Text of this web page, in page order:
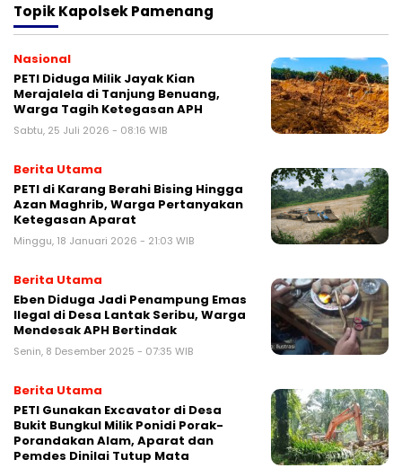
TopikKapolsek Pamenang
Nasional
PETI Diduga Milik Jayak Kian
Merajalela di Tanjung Benuang,
Warga Tagih Ketegasan APH
Sabtu, 25 Juli 2026 - 08:16 WIB
Berita Utama
PETI di Karang Berahi Bising Hingga
Azan Maghrib, Warga Pertanyakan
Ketegasan Aparat
Minggu, 18 Januari 2026 - 21:03 WIB
Berita Utama
Eben Diduga Jadi Penampung Emas
Ilegal di Desa Lantak Seribu, Warga
Mendesak APH Bertindak
Senin, 8 Desember 2025 - 07:35 WIB
Berita Utama
PETI Gunakan Excavator di Desa
Bukit Bungkul Milik Ponidi Porak-
Porandakan Alam, Aparat dan
Pemdes Dinilai Tutup Mata